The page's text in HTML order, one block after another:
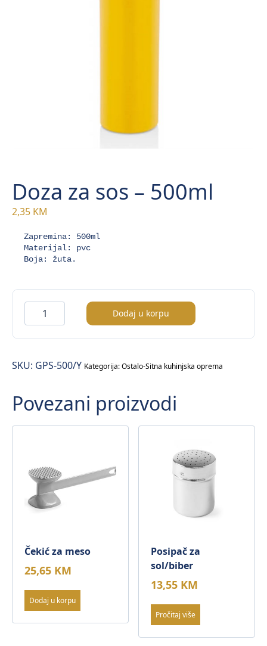
Doza za sos – 500ml
2,35 KM
Zapremina: 500ml
Materijal: pvc
Boja: žuta.
Doza
za
sos
500ml
Dodaj u korpu
SKU: GPS-500/Y Kategorija:Ostalo-Sitna kuhinjska oprema
Povezani proizvodi
Čekić za meso
25,65 KM
Dodaj u korpu
Posipač za
sol/biber
13,55 KM
Pročitaj više